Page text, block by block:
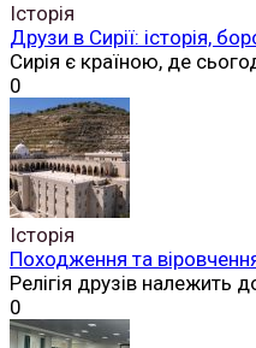
Історія
Друзи в Сирії: історія,
Сирія є країною, де
0
Історія
Походження та
Релігія друзів належить
0